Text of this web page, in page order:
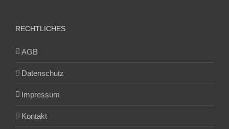
RECHTLICHES
AGB
Datenschutz
Impressum
Kontakt